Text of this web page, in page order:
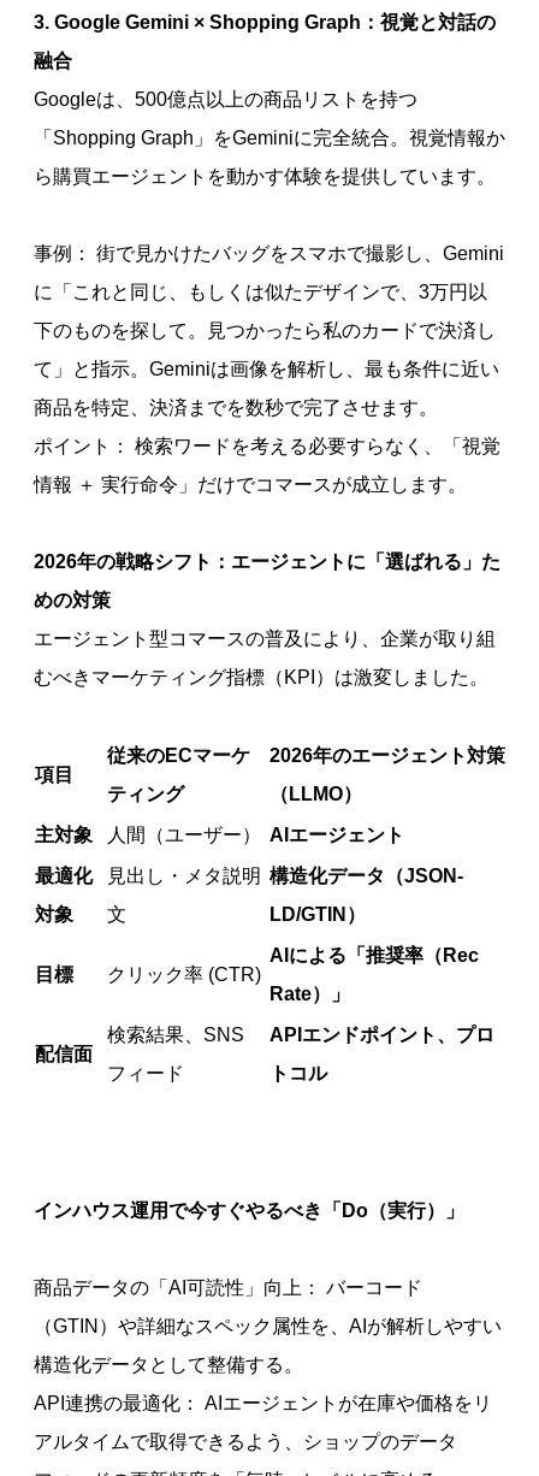
3. Google Gemini × Shopping Graph：視覚と対話の
融合
Googleは、500億点以上の商品リストを持つ
「Shopping Graph」をGeminiに完全統合。視覚情報か
ら購買エージェントを動かす体験を提供しています。
事例： 街で見かけたバッグをスマホで撮影し、Gemini
に「これと同じ、もしくは似たデザインで、3万円以
下のものを探して。見つかったら私のカードで決済し
て」と指示。Geminiは画像を解析し、最も条件に近い
商品を特定、決済までを数秒で完了させます。
ポイント： 検索ワードを考える必要すらなく、「視覚
情報 ＋ 実行命令」だけでコマースが成立します。
2026年の戦略シフト：エージェントに「選ばれる」た
めの対策
エージェント型コマースの普及により、企業が取り組
むべきマーケティング指標（KPI）は激変しました。
項目
従来のECマーケ
ティング
2026年のエージェント対策
（LLMO）
主対象
人間（ユーザー）
AIエージェント
最適化
対象
見出し・メタ説明
文
構造化データ（JSON-
LD/GTIN）
目標 クリック率 (CTR)
AIによる「推奨率（Rec
Rate）」
配信面
検索結果、SNS
フィード
APIエンドポイント、プロ
トコル
インハウス運用で今すぐやるべき「Do（実行）」
商品データの「AI可読性」向上： バーコード
（GTIN）や詳細なスペック属性を、AIが解析しやすい
構造化データとして整備する。
API連携の最適化： AIエージェントが在庫や価格をリ
アルタイムで取得できるよう、ショップのデータ